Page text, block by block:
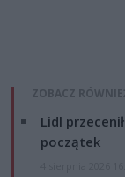
ZOBACZ
Lidl
początek